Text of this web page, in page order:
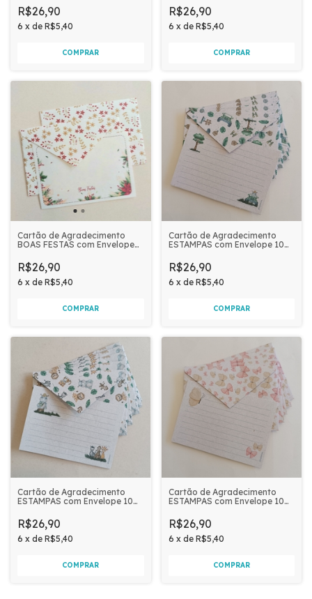
R$26,90
6 x de R$5,40
XADREZ
R$26,90
6 x de R$5,40
Cartão de Agradecimento
BOAS FESTAS com Envelope
VERMELHAS
R$26,90
6 x de R$5,40
Cartão de Agradecimento
ESTAMPAS com Envelope 10
R$26,90
6 x de R$5,40
Cartão de Agradecimento
ESTAMPAS com Envelope 10
R$26,90
6 x de R$5,40
Cartão de Agradecimento
ESTAMPAS com Envelope 10
R$26,90
6 x de R$5,40